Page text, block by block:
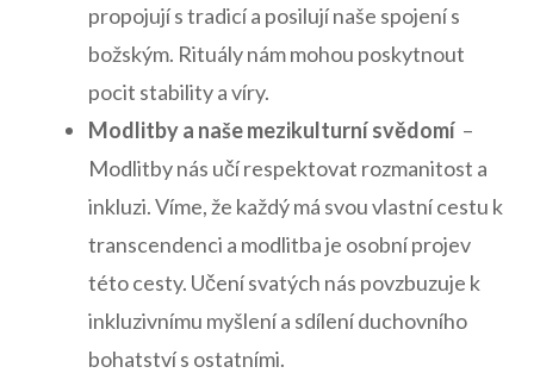
‍propojují⁤ s tradicí ​a ​posilují naše spojení s
božským. Rituály nám mohou poskytnout
pocit stability⁤ a víry.
Modlitby a naše mezikulturní ​svědomí ‍ –
Modlitby nás učí ⁤respektovat ⁢rozmanitost a
inkluzi.⁤ Víme, ⁣že každý má svou vlastní cestu k
transcendenci‌ a⁤ modlitba je osobní projev
této cesty. Učení svatých nás povzbuzuje ‌k
inkluzivnímu ​myšlení a sdílení duchovního
bohatství s ostatními.